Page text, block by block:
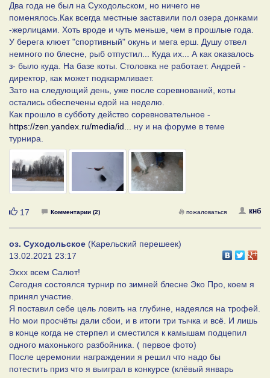
Два года не был на Суходольском, но ничего не
поменялось.Как всегда местные заставили пол озера донками
-жерлицами. Хоть вроде и чуть меньше, чем в прошлые года.
У берега клюет "спортивный" окунь и мега ерш. Душу отвел
немного по блесне, рыб отпустил... Куда их... А как оказалось
з- было куда. На базе коты. Столовка не работает. Андрей -
директор, как может подкармливает.
Зато на следующий день, уже после соревнований, коты
остались обеспечены едой на неделю.
Как прошло в субботу действо соревновательное -
https://zen.yandex.ru/media/id...
ну и на форуме в теме
турнира.
Нравится
17 Комментарии (2) кнб
пожаловаться
оз. Суходольское (Карельский перешеек)
13.02.2021 23:17
Эххх всем Салют!
Сегодня состоялся турнир по зимней блесне Эко Про, коем я
принял участие.
Я поставил себе цель ловить на глубине, надеялся на трофей.
Но мои просчёты дали сбои, и в итоги три тычка и всё. И лишь
в конце когда не стерпел и сместился к камышам подцепил
одного махонького разбойника. ( первое фото)
После церемонии награждении я решил что надо бы
потестить приз что я выиграл в конкурсе (клёвый январь